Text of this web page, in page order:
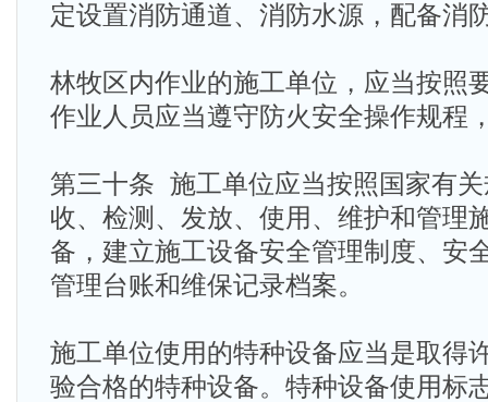
定设置消防通道、消防水源，配备消
林牧区内作业的施工单位，应当按照
作业人员应当遵守防火安全操作规程
第三十条 施工单位应当按照国家有
收、检测、发放、使用、维护和管理
备，建立施工设备安全管理制度、安
管理台账和维保记录档案。
施工单位使用的特种设备应当是取得
验合格的特种设备。特种设备使用标